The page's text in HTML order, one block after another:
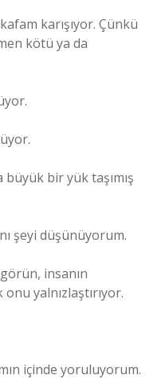
karışıyor. Çünkü
kötü ya da
bir yük taşımış
şeyi düşünüyorum.
insanın
yalnızlaştırıyor.
içinde yoruluyorum.